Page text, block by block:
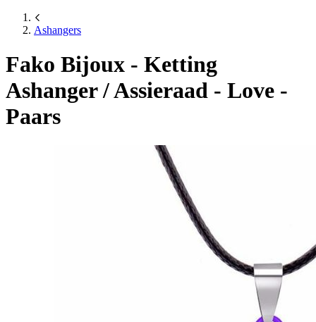
Ashangers
Fako Bijoux - Ketting
Ashanger / Assieraad - Love -
Paars